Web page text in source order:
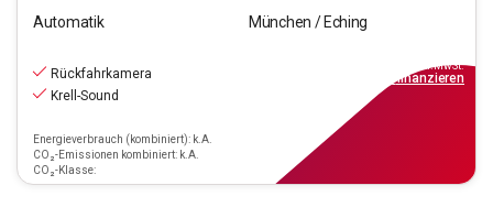
Automatik München / Eching
Rückfahrkamera
Krell-Sound
Energieverbrauch (kombiniert): k.A.
CO₂-Emissionen kombiniert: k.A.
CO₂-Klasse:
inkl.MwSt.
finanzieren